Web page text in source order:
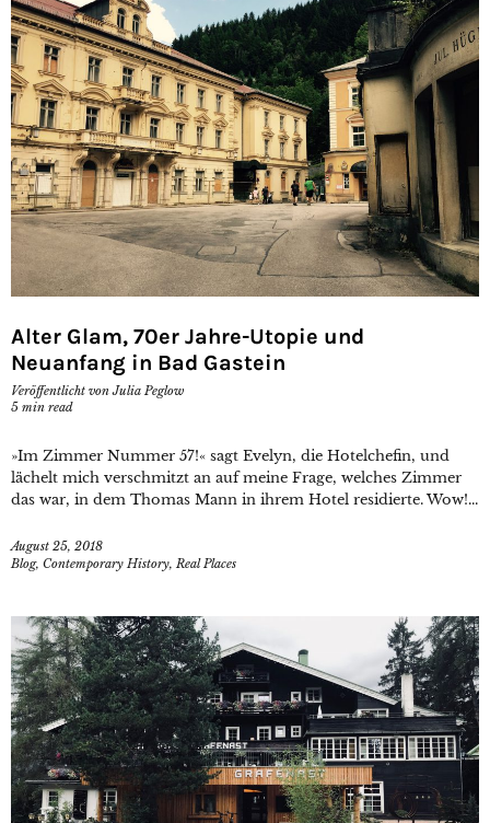
Alter Glam, 70er Jahre-Utopie und
Neuanfang in Bad Gastein
Veröffentlicht vonJulia Peglow
5 min read
»Im Zimmer Nummer 57!« sagt Evelyn, die Hotelchefin, und
lächelt mich verschmitzt an auf meine Frage, welches Zimmer
das war, in dem Thomas Mann in ihrem Hotel residierte. Wow!...
August 25, 2018
Blog, Contemporary History, Real Places